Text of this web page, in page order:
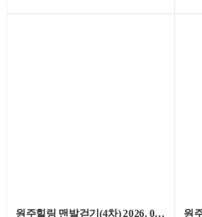
원주힐링 맨발걷기(4차) 2026. 06. 06. (토)